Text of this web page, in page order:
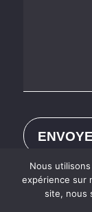
Nous
expérience sur
site, nous